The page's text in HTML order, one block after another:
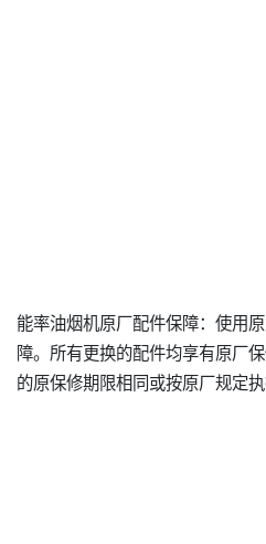
能率油烟机原厂配件保障：使用
障。所有更换的配件均享有原厂
的原保修期限相同或按原厂规定执